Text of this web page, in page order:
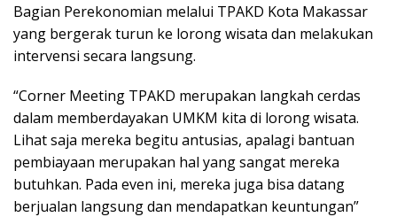
Bagian Perekonomian melalui TPAKD Kota Makassar
yang bergerak turun ke lorong wisata dan melakukan
intervensi secara langsung.
“Corner Meeting TPAKD merupakan langkah cerdas
dalam memberdayakan UMKM kita di lorong wisata.
Lihat saja mereka begitu antusias, apalagi bantuan
pembiayaan merupakan hal yang sangat mereka
butuhkan. Pada even ini, mereka juga bisa datang
berjualan langsung dan mendapatkan keuntungan”